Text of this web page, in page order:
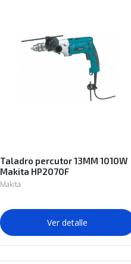
Taladro percutor 13MM 1010W
Makita HP2070F
Makita
Ver detalle